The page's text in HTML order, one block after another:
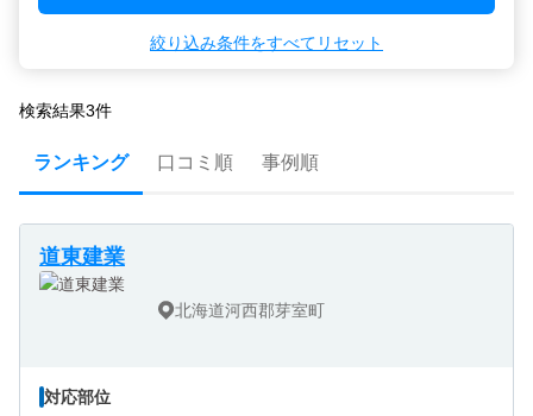
絞り込み条件をすべてリセット
検索結果3件
ランキング 口コミ順 事例順
道東建業
北海道河西郡芽室町
対応部位